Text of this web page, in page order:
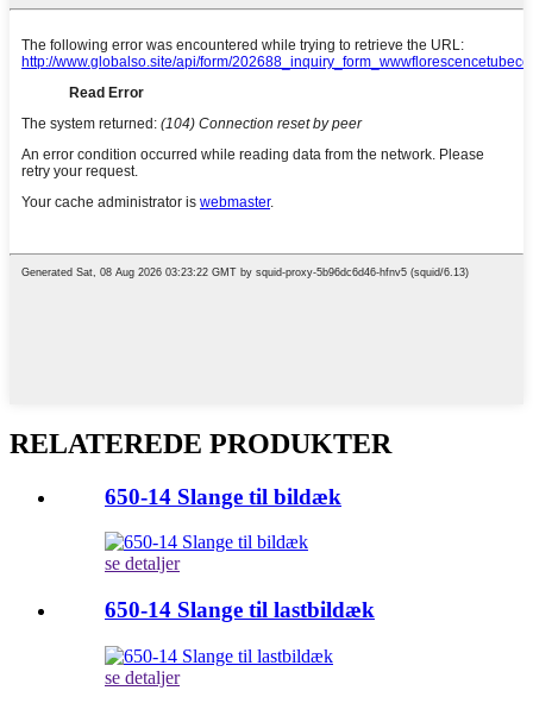
RELATEREDE PRODUKTER
650-14 Slange til bildæk
se detaljer
650-14 Slange til lastbildæk
se detaljer